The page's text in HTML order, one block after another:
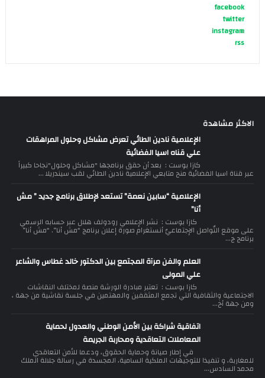
facebook
twitter
instagram
rss
الاكثر مشاهدة
الإعلامية نادين الطائي تعرض مشاكل وحلول المراهقات
علي قناه اسيا الفضائية
كازا بوست : بعد أن حقق برنامجها "مشاكل وحلول"نجاحا كبيراً
عبر قناة اسيا الفضائية منح متابعي الإعلامية نادين الطائي لقب سيندريلا ...
الإعلامية “سابين نعمة” تستعد لإطلاق برنامج جديد ” مش
أنا”
كازا بوست : نشر الإعلامي رودولف هلال عبر حسابه الرسمي
على موقع التّواصل الإجتماعيّ أنستغرام صورة إعلان برنامج “مش أنا”. “مش أنا”
برنامج ج...
العلم والفن مرآة المجتمع بين الدكتور خالد غطاس والشاعر
علي المولى
كازا بوست : تعتبر مبادرة الورشة منصة لمختلف النقاشات
الاجتماعية والثقافية التي تجمع المثقفين والمهتمين في جلسة نقاشية من جهة ،
ومن جهة أخ...
اتفاقية شراكة بين الأمن الوطني والعدول لحماية
المعاملات التعاقدية ومحاربة الجريمة
في إطار صيانة وحماية الحقوق، ودعما للأمن التعاقدي
للمغاربة، و تنفيذا للتوجيهات الملكية السامية، المجسدة في رسالة جلالة الملك
محمد السادس...